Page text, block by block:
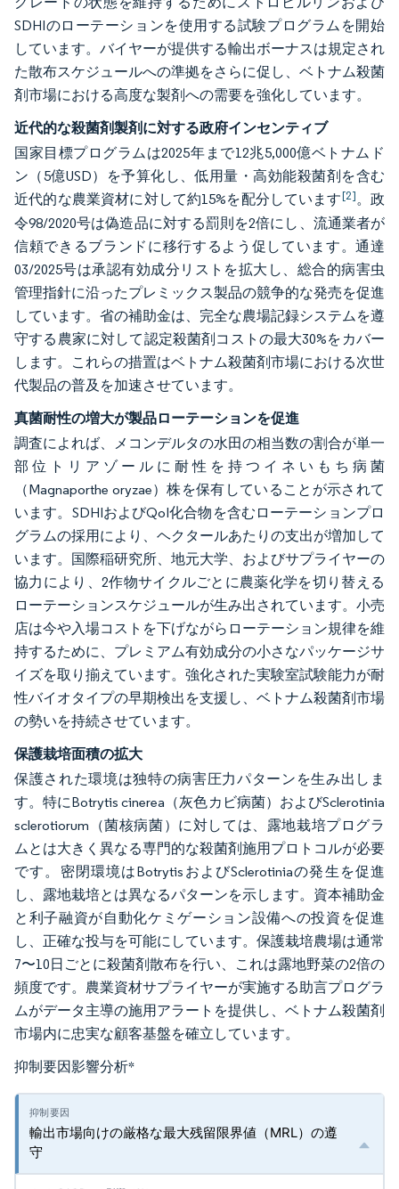
SDHIのローテーションを使用する試験プログラムを開始
しています。バイヤーが提供する輸出ボーナスは規定され
た散布スケジュールへの準拠をさらに促し、ベトナム殺菌
剤市場における高度な製剤への需要を強化しています。
近代的な殺菌剤製剤に対する政府インセンティブ
国家目標プログラムは2025年まで12兆5,000億ベトナムド
ン（5億USD）を予算化し、低用量・高効能殺菌剤を含む
近代的な農業資材に対して約15%を配分しています[2]。政
令98/2020号は偽造品に対する罰則を2倍にし、流通業者が
信頼できるブランドに移行するよう促しています。通達
03/2025号は承認有効成分リストを拡大し、総合的病害虫
管理指針に沿ったプレミックス製品の競争的な発売を促進
しています。省の補助金は、完全な農場記録システムを遵
守する農家に対して認定殺菌剤コストの最大30%をカバー
します。これらの措置はベトナム殺菌剤市場における次世
代製品の普及を加速させています。
真菌耐性の増大が製品ローテーションを促進
調査によれば、メコンデルタの水田の相当数の割合が単一
部位トリアゾールに耐性を持つイネいもち病菌
（Magnaporthe oryzae）株を保有していることが示されて
います。SDHIおよびQoI化合物を含むローテーションプロ
グラムの採用により、ヘクタールあたりの支出が増加して
います。国際稲研究所、地元大学、およびサプライヤーの
協力により、2作物サイクルごとに農薬化学を切り替える
ローテーションスケジュールが生み出されています。小売
店は今や入場コストを下げながらローテーション規律を維
持するために、プレミアム有効成分の小さなパッケージサ
イズを取り揃えています。強化された実験室試験能力が耐
性バイオタイプの早期検出を支援し、ベトナム殺菌剤市場
の勢いを持続させています。
保護栽培面積の拡大
保護された環境は独特の病害圧力パターンを生み出しま
す。特にBotrytis cinerea（灰色カビ病菌）およびSclerotinia
sclerotiorum（菌核病菌）に対しては、露地栽培プログラ
ムとは大きく異なる専門的な殺菌剤施用プロトコルが必要
です。密閉環境はBotrytisおよびSclerotiniaの発生を促進
し、露地栽培とは異なるパターンを示します。資本補助金
と利子融資が自動化ケミゲーション設備への投資を促進
し、正確な投与を可能にしています。保護栽培農場は通常
7〜10日ごとに殺菌剤散布を行い、これは露地野菜の2倍の
頻度です。農業資材サプライヤーが実施する助言プログラ
ムがデータ主導の施用アラートを提供し、ベトナム殺菌剤
市場内に忠実な顧客基盤を確立しています。
抑制要因影響分析*
輸出市場向けの厳格な最大残留限界値（MRL）の遵
守